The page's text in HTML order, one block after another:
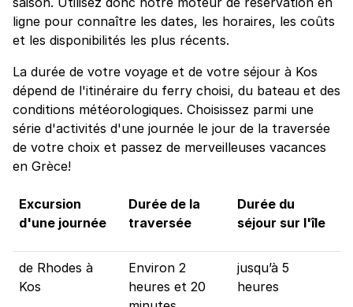
ligne pour connaître les dates, les horaires, les coûts
et les disponibilités les plus récents.
La durée de votre voyage et de votre séjour à Kos
dépend de l'itinéraire du ferry choisi, du bateau et des
conditions météorologiques. Choisissez parmi une
série d'activités d'une journée le jour de la traversée
de votre choix et passez de merveilleuses vacances
en Grèce!
Excursion
d'une journée
Durée de la
traversée
Durée du
séjour sur l'île
de Rhodes à
Kos
Environ 2
heures et 20
jusqu’à 5
heures